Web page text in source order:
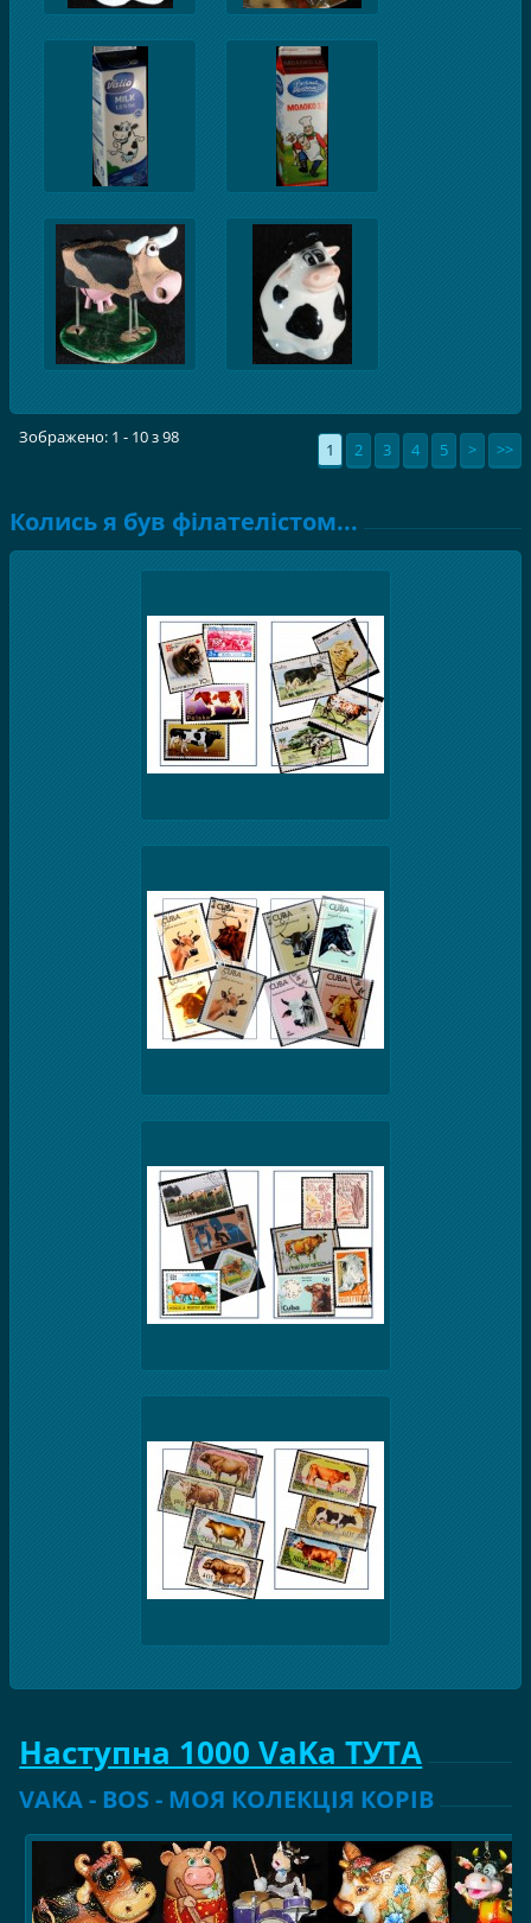
Зображено: 1 - 10 з 98
1 2 3 4 5 > >>
Колись я був філателістом...
Наступна 1000 VaKa ТУТА
VAKA - BOS - МОЯ КОЛЕКЦІЯ КОРІВ